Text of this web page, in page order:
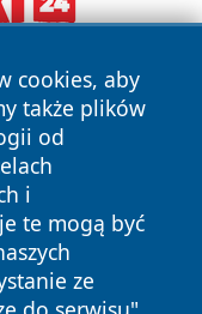
cookies, aby
także plików
od
i
te mogą być
ze
prawa